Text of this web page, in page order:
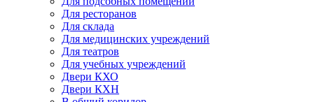
Для ресторанов
Для склада
Для медицинских учреждений
Для театров
Для учебных учреждений
Двери КХО
Двери КХН